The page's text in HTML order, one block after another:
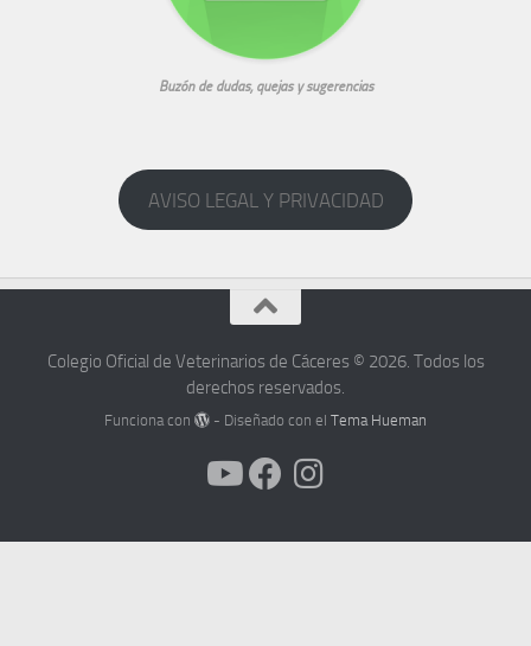
Buzón de dudas, quejas y sugerencias
AVISO LEGAL Y PRIVACIDAD
Colegio Oficial de Veterinarios de Cáceres © 2026. Todos los
derechos reservados.
Funciona con - Diseñado con elTema Hueman